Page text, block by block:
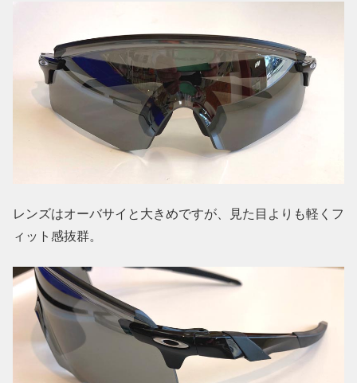
レンズはオーバサイと大きめですが、見た目よりも軽くフ
ィット感抜群。